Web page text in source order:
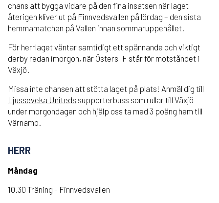
chans att bygga vidare på den fina insatsen när laget
återigen kliver ut på Finnvedsvallen på lördag – den sista
hemmamatchen på Vallen innan sommaruppehållet.
För herrlaget väntar samtidigt ett spännande och viktigt
derby redan imorgon, när Östers IF står för motståndet i
Växjö.
Missa inte chansen att stötta laget på plats! Anmäl dig till
Ljusseveka Uniteds supporterbuss som rullar till Växjö
under morgondagen och hjälp oss ta med 3 poäng hem till
Värnamo.
HERR
Måndag
10.30 Träning - Finnvedsvallen